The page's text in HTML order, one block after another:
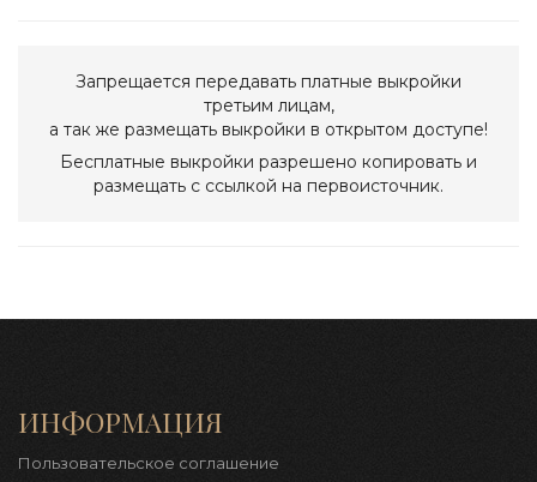
Запрещается передавать платные выкройки
третьим лицам,
а так же размещать выкройки в открытом доступе!
Бесплатные выкройки разрешено копировать и
размещать с ссылкой на первоисточник.
ИНФОРМАЦИЯ
Пользовательское соглашение